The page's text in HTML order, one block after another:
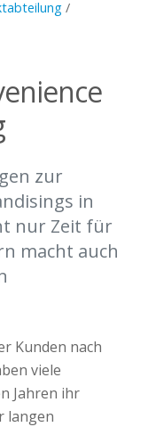
/
zur
in
nur Zeit für
macht auch
Kunden nach
viele
Jahren ihr
langen